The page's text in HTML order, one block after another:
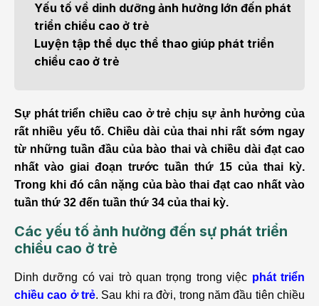
Yếu tố về dinh dưỡng ảnh hưởng lớn đến phát
triển chiều cao ở trẻ
Luyện tập thể dục thể thao giúp phát triển
chiều cao ở trẻ
Sự phát triển chiều cao ở trẻ chịu sự ảnh hưởng của
rất nhiều yếu tố. Chiều dài của thai nhi rất sớm ngay
từ những tuần đầu của bào thai và chiều dài đạt cao
nhất vào giai đoạn trước tuần thứ 15 của thai kỳ.
Trong khi đó cân nặng của bào thai đạt cao nhất vào
tuần thứ 32 đến tuần thứ 34 của thai kỳ.
Các yếu tố ảnh hưởng đến sự phát triển
chiều cao ở trẻ
Dinh dưỡng có vai trò quan trọng trong việc phát triển
chiều cao ở trẻ. Sau khi ra đời, trong năm đầu tiên chiều